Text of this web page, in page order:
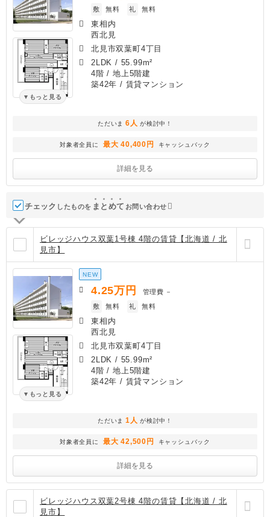
もっと見る
敷
無料 礼 無料
東相内
西北見
北見市双葉町4丁目
2LDK / 55.99m²
4階 / 地上5階建
築42年 / 賃貸マンション
ただいま 6人 が検討中！
対象者全員に 最大 40,400円 キャッシュバック
詳細を見る
チェック したものを ま と めて お問い合わせ
ビレッジハウス双葉1号棟 4階の賃貸【北海道 / 北
見市】
もっと見る
NEW
4.25万円 管理費 －
敷
無料 礼 無料
東相内
西北見
北見市双葉町4丁目
2LDK / 55.99m²
4階 / 地上5階建
築42年 / 賃貸マンション
ただいま 1人 が検討中！
対象者全員に 最大 42,500円 キャッシュバック
詳細を見る
ビレッジハウス双葉2号棟 4階の賃貸【北海道 / 北
見市】